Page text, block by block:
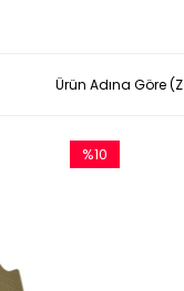
Ürün Adına Göre
%10